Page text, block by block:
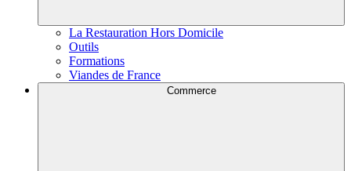
La Restauration Hors Domicile
Outils
Formations
Viandes de France
Commerce